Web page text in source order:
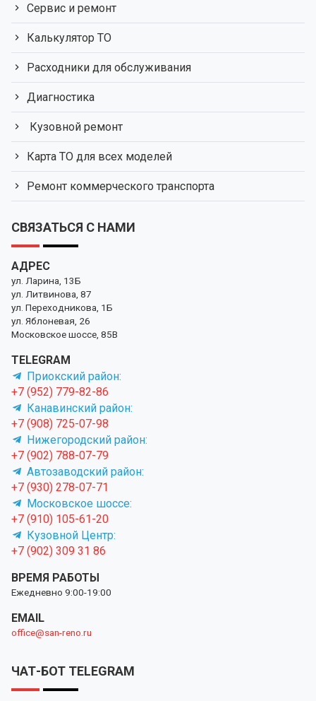
Сервис и ремонт
Калькулятор ТО
Расходники для обслуживания
Диагностика
Кузовной ремонт
Карта ТО для всех моделей
Ремонт коммерческого транспорта
СВЯЗАТЬСЯ С НАМИ
АДРЕС
ул. Ларина, 13Б
ул. Литвинова, 87
ул. Переходникова, 1Б
ул. Яблоневая, 26
Московское шоссе, 85В
TELEGRAM
Приокский район:
+7 (952) 779-82-86
Канавинский район:
+7 (908) 725-07-98
Нижегородский район:
+7 (902) 788-07-79
Автозаводский район:
+7 (930) 278-07-71
Московское шоссе:
+7 (910) 105-61-20
Кузовной Центр:
+7 (902) 309 31 86
ВРЕМЯ РАБОТЫ
Ежедневно 9:00-19:00
EMAIL
office@san-reno.ru
ЧАТ-БОТ TELEGRAM